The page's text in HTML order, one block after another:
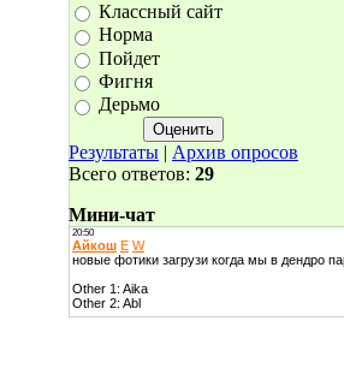
Классный сайт
Норма
Пойдет
Фигня
Дерьмо
Результаты | Архив опросов
Всего ответов: 29
Мини-чат